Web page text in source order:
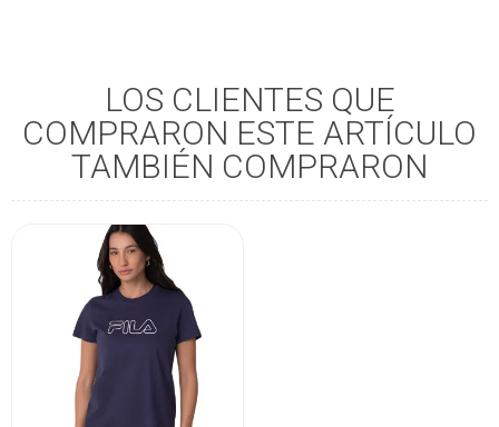
LOS CLIENTES QUE
COMPRARON ESTE ARTÍCULO
TAMBIÉN COMPRARON